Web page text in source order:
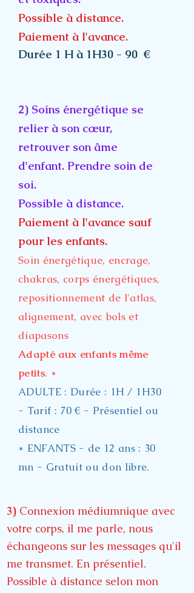
Possible à distance.
Paiement à l'avance.
Durée 1 H à 1H30 - 90 €
2) Soins énergétique se
relier à son cœur,
retrouver son âme
d'enfant. Prendre soin de
soi.
Possible à distance.
Paiement à l'avance sauf
pour les enfants.
Soin énergétique, encrage,
chakras, corps énergétiques,
repositionnement de l'atlas,
alignement, avec bols et
diapasons
Adapté aux enfants même
petits. *
ADULTE : Durée : 1H / 1H30
- Tarif : 70 € - Présentiel ou
distance
* ENFANTS - de 12 ans : 30
mn - Gratuit ou don libre.
3) Connexion médiumnique avec
votre corps, il me parle, nous
échangeons sur les messages qu'il
me transmet. En présentiel.
Possible à distance selon mon